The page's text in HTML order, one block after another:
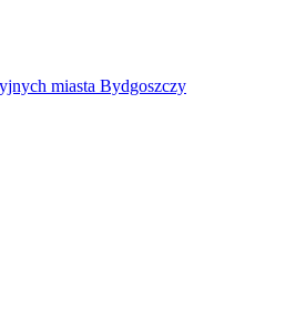
miasta Bydgoszczy